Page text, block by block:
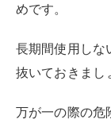
めです。
長期間使用しな
抜いておきまし
万が一の際の危